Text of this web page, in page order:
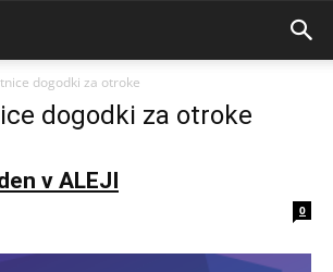
dogodki za otroke
dogodki za otroke
v ALEJI
0